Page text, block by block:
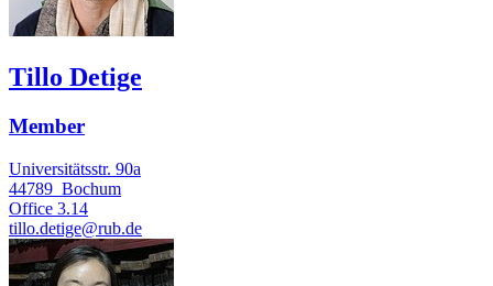
Tillo Detige
Member
Universitätsstr. 90a
44789 Bochum
Office 3.14
tillo.detige@rub.de